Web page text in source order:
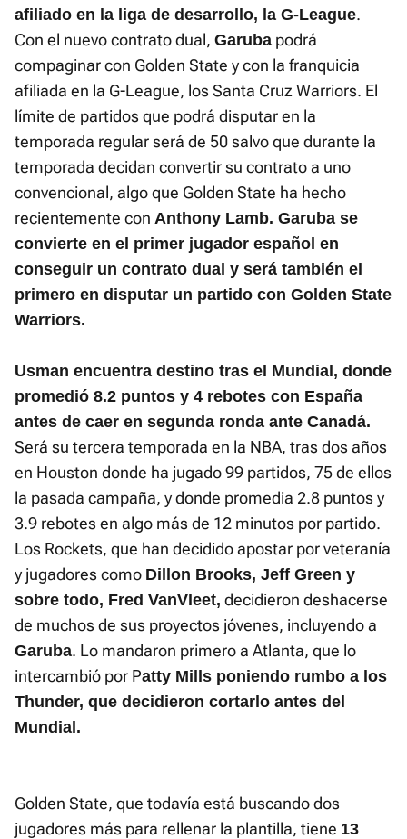
afiliado en la liga de desarrollo, la G-League.
Con el nuevo contrato dual, Garuba podrá
compaginar con Golden State y con la franquicia
afiliada en la G-League, los Santa Cruz Warriors. El
límite de partidos que podrá disputar en la
temporada regular será de 50 salvo que durante la
temporada decidan convertir su contrato a uno
convencional, algo que Golden State ha hecho
recientemente con Anthony Lamb. Garuba se
convierte en el primer jugador español en
conseguir un contrato dual y será también el
primero en disputar un partido con Golden State
Warriors.
Usman encuentra destino tras el Mundial, donde
promedió 8.2 puntos y 4 rebotes con España
antes de caer en segunda ronda ante Canadá.
Será su tercera temporada en la NBA, tras dos años
en Houston donde ha jugado 99 partidos, 75 de ellos
la pasada campaña, y donde promedia 2.8 puntos y
3.9 rebotes en algo más de 12 minutos por partido.
Los Rockets, que han decidido apostar por veteranía
y jugadores como Dillon Brooks, Jeff Green y
sobre todo, Fred VanVleet, decidieron deshacerse
de muchos de sus proyectos jóvenes, incluyendo a
Garuba. Lo mandaron primero a Atlanta, que lo
intercambió por Patty Mills poniendo rumbo a los
Thunder, que decidieron cortarlo antes del
Mundial.
Golden State, que todavía está buscando dos
jugadores más para rellenar la plantilla, tiene 13